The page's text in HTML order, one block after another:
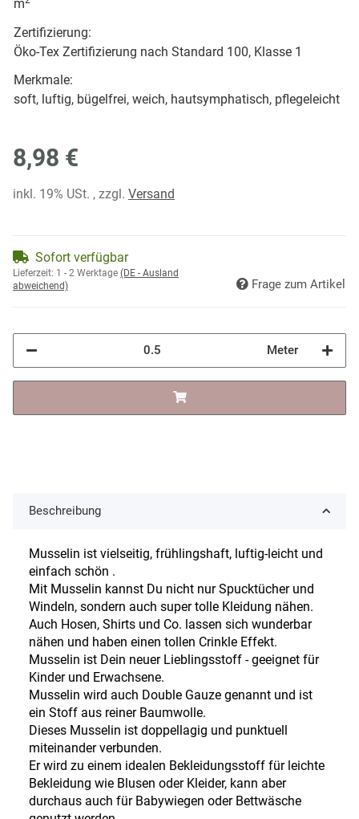
m
Zertifizierung:
Öko-Tex Zertifizierung nach Standard 100, Klasse 1
Merkmale:
soft, luftig, bügelfrei, weich, hautsymphatisch, pflegeleicht
8,98 €
inkl. 19% USt. , zzgl. Versand
Sofort verfügbar
Lieferzeit: 1 - 2 Werktage (DE - Ausland
abweichend)
Frage zum Artikel
Meter
Beschreibung
Musselin ist vielseitig, frühlingshaft, luftig-leicht und
einfach schön .
Mit Musselin kannst Du nicht nur Spucktücher und
Windeln, sondern auch super tolle Kleidung nähen.
Auch Hosen, Shirts und Co. lassen sich wunderbar
nähen und haben einen tollen Crinkle Effekt.
Musselin ist Dein neuer Lieblingsstoff - geeignet für
Kinder und Erwachsene.
Musselin wird auch Double Gauze genannt und ist
ein Stoff aus reiner Baumwolle.
Dieses Musselin ist doppellagig und punktuell
miteinander verbunden.
Er wird zu einem idealen Bekleidungsstoff für leichte
Bekleidung wie Blusen oder Kleider, kann aber
durchaus auch für Babywiegen oder Bettwäsche